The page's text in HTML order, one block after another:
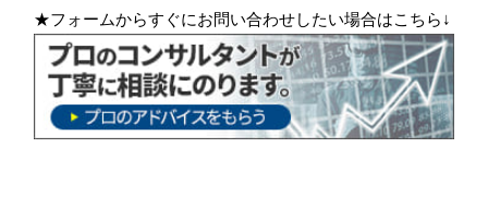
★フォームからすぐにお問い合わせしたい場合はこちら↓